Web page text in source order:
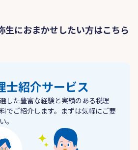
生におまかせしたい方はこちら
士紹介サービス
した豊富な経験と実績のある税理
でご紹介します。まずは気軽にご要
。